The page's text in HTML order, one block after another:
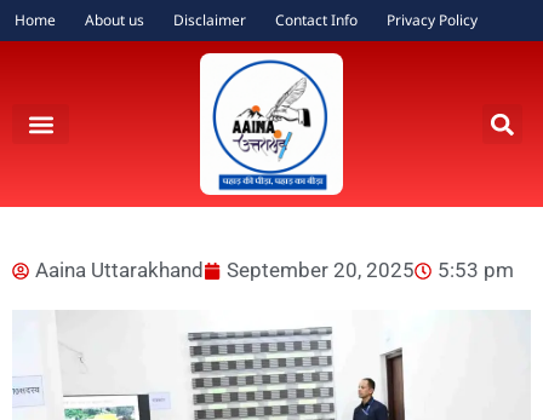
Home About us Disclaimer Contact Info Privacy Policy
Aaina Uttarakhand September 20, 2025 5:53 pm